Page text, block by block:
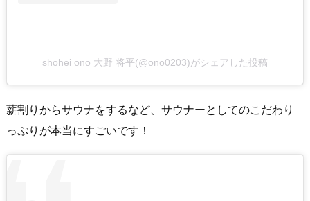
shohei ono 大野 将平(@ono0203)がシェアした投稿
薪割りからサウナをするなど、サウナーとしてのこだわり
っぷりが本当にすごいです！